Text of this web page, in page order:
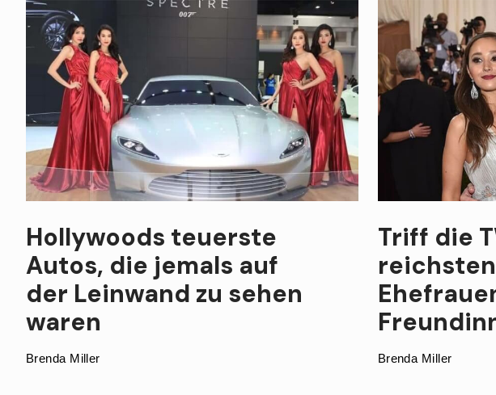
Hollywoods teuerste
Autos, die jemals auf
der Leinwand zu sehen
waren
Brenda Miller
Triff die
Brenda Miller